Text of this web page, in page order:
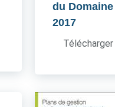
du
2017